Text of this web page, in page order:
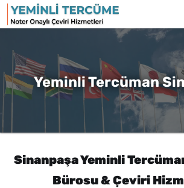
Yeminli Tercüman
Sinanpaşa Yeminli
Bürosu & Çeviri